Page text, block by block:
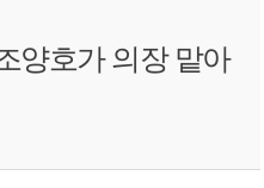
양호가 의장 맡아